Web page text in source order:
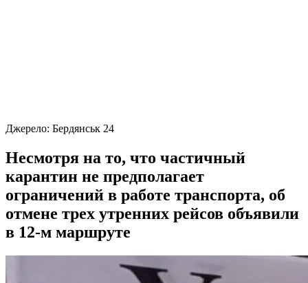
Джерело: Бердянськ 24
Несмотря на то, что частичный
карантин не предполагает
ограничений в работе транспорта, об
отмене трех утренних рейсов объявили
в 12-м маршруте